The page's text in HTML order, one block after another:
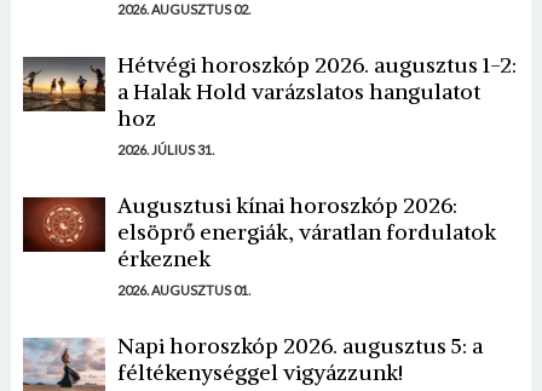
2026. AUGUSZTUS 02.
Hétvégi horoszkóp 2026. augusztus 1-2:
a Halak Hold varázslatos hangulatot
hoz
2026. JÚLIUS 31.
Augusztusi kínai horoszkóp 2026:
elsöprő energiák, váratlan fordulatok
érkeznek
2026. AUGUSZTUS 01.
Napi horoszkóp 2026. augusztus 5: a
féltékenységgel vigyázzunk!